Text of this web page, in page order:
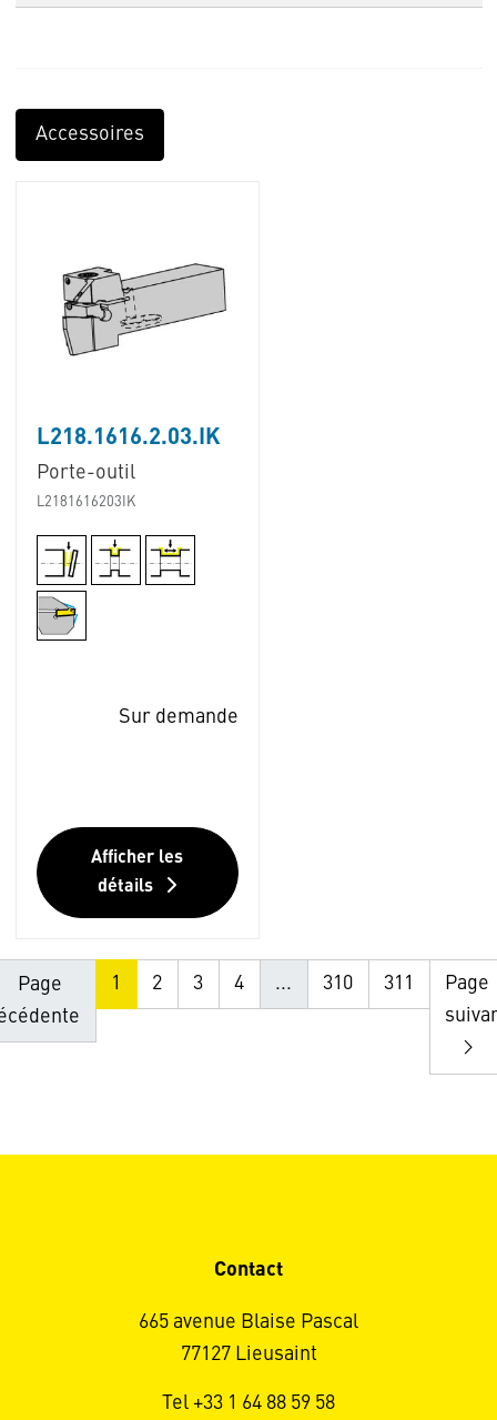
Accessoires
L218.1616.2.03.IK
Porte-outil
L2181616203IK
Sur demande
Afficher les
détails
Page
1 2 3 4 ... 310 311
Page
Contact
665 avenue Blaise Pascal
77127 Lieusaint
Tel +33 1 64 88 59 58